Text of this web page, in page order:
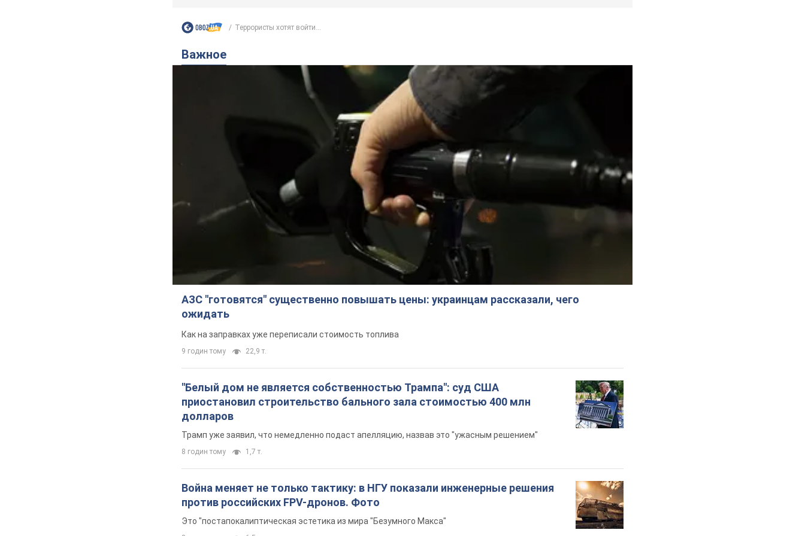
Террористы хотят войти...
Важное
АЗС "готовятся" существенно повышать цены: украинцам рассказали, чего
ожидать
Как на заправках уже переписали стоимость топлива
9 годин тому 22,9 т.
"Белый дом не является собственностью Трампа": суд США
приостановил строительство бального зала стоимостью 400 млн
долларов
Трамп уже заявил, что немедленно подаст апелляцию, назвав это "ужасным решением"
8 годин тому 1,7 т.
Война меняет не только тактику: в НГУ показали инженерные решения
против российских FPV-дронов. Фото
Это "постапокалиптическая эстетика из мира "Безумного Макса"